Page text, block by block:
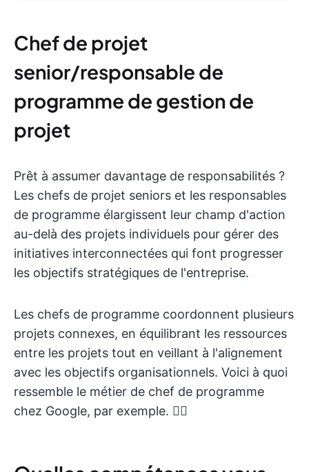
Chef de projet
senior/responsable de
programme de gestion de
projet
Prêt à assumer davantage de responsabilités ?
Les chefs de projet seniors et les responsables
de programme élargissent leur champ d'action
au-delà des projets individuels pour gérer des
initiatives interconnectées qui font progresser
les objectifs stratégiques de l'entreprise.
Les chefs de programme coordonnent plusieurs
projets connexes, en équilibrant les ressources
entre les projets tout en veillant à l'alignement
avec les objectifs organisationnels. Voici à quoi
ressemble le métier de chef de programme
chez Google, par exemple. 👇🏼